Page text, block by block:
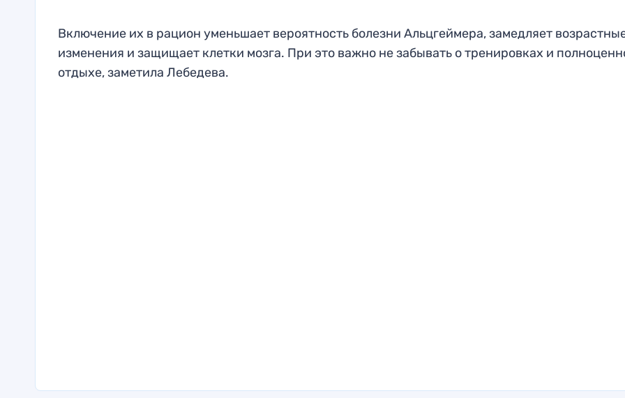
Включение их в рацион уменьшает вероятность болезни Альцгеймера, замедляет
изменения и защищает клетки мозга. При это важно не забывать о тренировках и
отдыхе, заметила Лебедева.